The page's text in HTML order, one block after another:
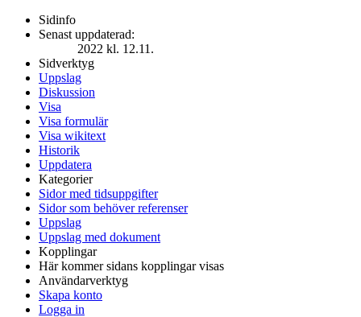
Sidinfo
Senast uppdaterad:
2022 kl. 12.11.
Sidverktyg
Uppslag
Diskussion
Visa
Visa formulär
Visa wikitext
Historik
Uppdatera
Kategorier
Sidor med tidsuppgifter
Sidor som behöver referenser
Uppslag
Uppslag med dokument
Kopplingar
Här kommer sidans kopplingar visas
Användarverktyg
Skapa konto
Logga in